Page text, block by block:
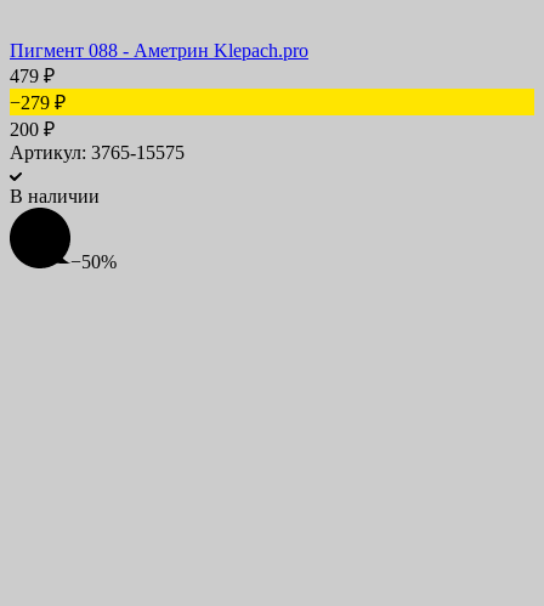
Пигмент 088 - Аметрин Klepach.pro
479 ₽
−279 ₽
200 ₽
Артикул: 3765-15575
В наличии
−50%